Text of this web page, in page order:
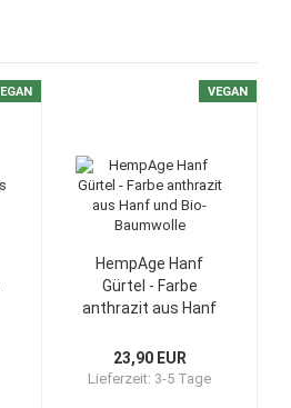
VEGAN
HempAge Hanf
Gürtel - Farbe
anthrazit aus Hanf
23,90 EUR
Lieferzeit: 3-5 Tage